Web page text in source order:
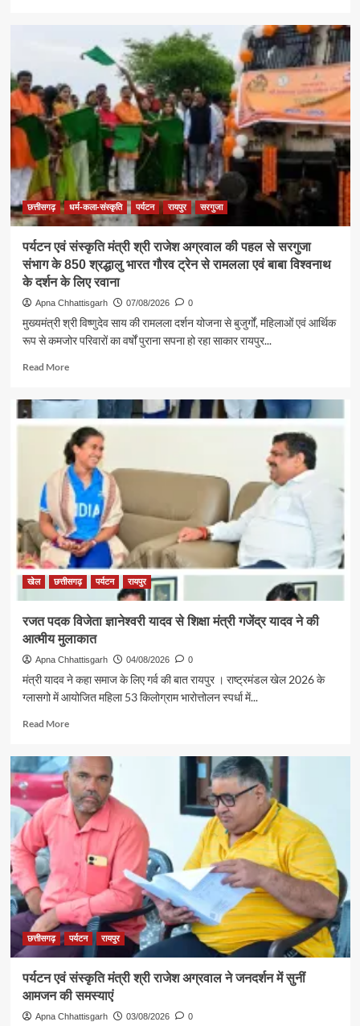
एकजुटता
सामाजिक
विकास
की
बड़ी
शक्ति
राजेश
अग्रवाल
छत्तीसगढ़ धर्म-कला-संस्कृति पर्यटन रायपुर सरगुजा
पर्यटन एवं संस्कृति मंत्री श्री राजेश अग्रवाल की पहल से सरगुजा
संभाग के 850 श्रद्धालु भारत गौरव ट्रेन से रामलला एवं बाबा विश्वनाथ
के दर्शन के लिए रवाना
Apna Chhattisgarh 07/08/2026 0
मुख्यमंत्री श्री विष्णुदेव साय की रामलला दर्शन योजना से बुजुर्गों, महिलाओं एवं आर्थिक
रूप से कमजोर परिवारों का वर्षों पुराना सपना हो रहा साकार रायपुर...
Read MoreRead
पर्यटन
एवं
संस्कृति
मंत्री
श्री
राजेश
अग्रवाल
की
पहल
से
सरगुजा
संभाग
श्रद्धालु
भारत
गौरव
से
रामलला
बाबा
के
दर्शन
के
लिए
रवाना
खेल छत्तीसगढ़ पर्यटन रायपुर
रजत पदक विजेता ज्ञानेश्वरी यादव से शिक्षा मंत्री गजेंद्र यादव ने की
आत्मीय मुलाकात
Apna Chhattisgarh 04/08/2026 0
मंत्री यादव ने कहा समाज के लिए गर्व की बात रायपुर । राष्ट्रमंडल खेल 2026 के
ग्लासगो में आयोजित महिला 53 किलोग्राम भारोत्तोलन स्पर्धा में...
Read MoreRead
रजत
पदक
विजेता
ज्ञानेश्वरी
यादव
मंत्री
गजेंद्र
यादव
ने
की
छत्तीसगढ़ पर्यटन रायपुर
पर्यटन एवं संस्कृति मंत्री श्री राजेश अग्रवाल ने जनदर्शन में सुनीं
आमजन की समस्याएं
Apna Chhattisgarh 03/08/2026 0